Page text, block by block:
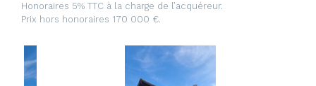
Honoraires 5% TTC à la charge de l’acquéreur.
Prix hors honoraires 170 000 €.